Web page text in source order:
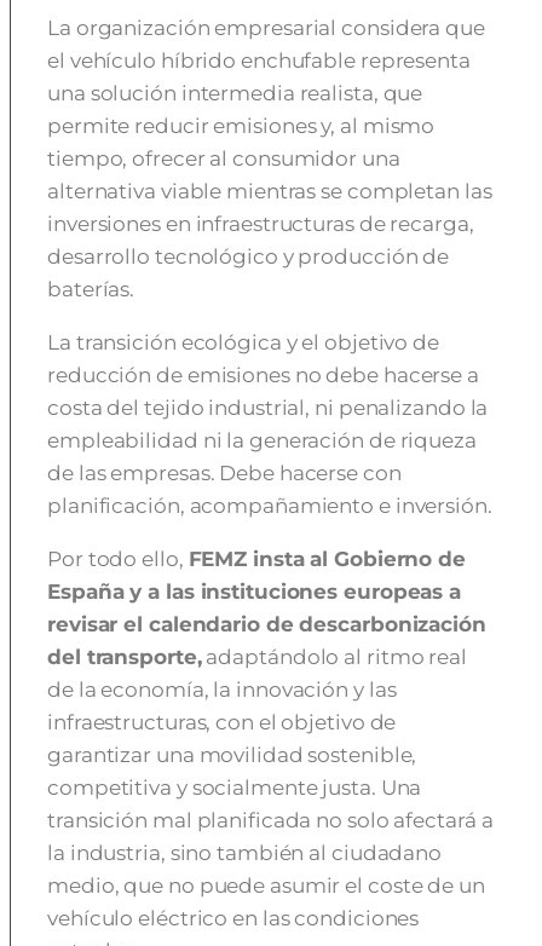
La organización empresarial considera que
el vehículo híbrido enchufable representa
una solución intermedia realista, que
permite reducir emisiones y, al mismo
tiempo, ofrecer al consumidor una
alternativa viable mientras se completan las
inversiones en infraestructuras de recarga,
desarrollo tecnológico y producción de
baterías.
La transición ecológica y el objetivo de
reducción de emisiones no debe hacerse a
costa del tejido industrial, ni penalizando la
empleabilidad ni la generación de riqueza
de las empresas. Debe hacerse con
planificación, acompañamiento e inversión.
Por todo ello, FEMZ insta al Gobierno de
España y a las instituciones europeas a
revisar el calendario de descarbonización
del transporte,adaptándolo al ritmo real
de la economía, la innovación y las
infraestructuras, con el objetivo de
garantizar una movilidad sostenible,
competitiva y socialmente justa. Una
transición mal planificada no solo afectará a
la industria, sino también al ciudadano
medio, que no puede asumir el coste de un
vehículo eléctrico en las condiciones